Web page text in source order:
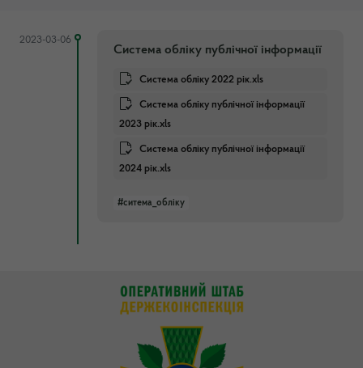
2023-03-06
Система обліку публічної інформації
Система обліку 2022 рік.xls
Система обліку публічної інформації
2023 рік.xls
Система обліку публічної інформації
2024 рік.xls
#ситема_обліку